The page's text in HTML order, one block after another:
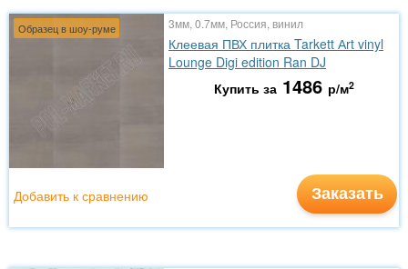
Образец в шоу-руме 3мм, 0.7мм, Россия, винил
Клеевая ПВХ плитка Tarkett Аrt vinyl
Lounge Digi edition Ran DJ
Купить за 1486 р/м2
Заказать
Добавить к сравнению